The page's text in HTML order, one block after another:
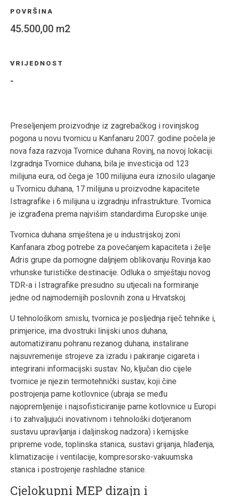
POVRŠINA
45.500,00 m2
VRIJEDNOST
-
Preseljenjem proizvodnje iz zagrebačkog i rovinjskog
pogona u novu tvornicu u Kanfanaru 2007. godine počela je
nova faza razvoja Tvornice duhana Rovinj, na novoj lokaciji.
Izgradnja Tvornice duhana, bila je investicija od 123
milijuna eura, od čega je 100 milijuna eura iznosilo ulaganje
u Tvornicu duhana, 17 milijuna u proizvodne kapacitete
Istragrafike i 6 milijuna u izgradnju infrastrukture. Tvornica
je izgrađena prema najvišim standardima Europske unije.
Tvornica duhana smještena je u industrijskoj zoni
Kanfanara zbog potrebe za povećanjem kapaciteta i želje
Adris grupe da pomogne daljnjem oblikovanju Rovinja kao
vrhunske turističke destinacije. Odluka o smještaju novog
TDR-a i Istragrafike presudno su utjecali na formiranje
jedne od najmodernijih poslovnih zona u Hrvatskoj.
U tehnološkom smislu, tvornica je posljednja riječ tehnike i,
primjerice, ima dvostruki linijski unos duhana,
automatiziranu pohranu rezanog duhana, instalirane
najsuvremenije strojeve za izradu i pakiranje cigareta i
integrirani informacijski sustav. No, ključan dio cijele
tvornice je njezin termotehnički sustav, koji čine
postrojenja parne kotlovnice (ubraja se među
najopremljenije i najsofisticiranije parne kotlovnice u Europi
i to zahvaljujući inovativnom i tehnološki dotjeranom
sustavu upravljanja i daljinskog nadzora) i kemijske
pripreme vode, toplinska stanica, sustavi grijanja, hlađenja,
klimatizacije i ventilacije, kompresorsko-vakuumska
stanica i postrojenje rashladne stanice.
Cjelokupni MEP dizajn i